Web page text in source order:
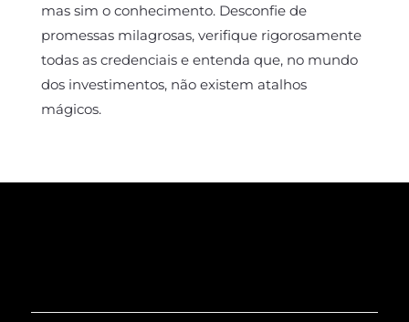
mas sim o conhecimento. Desconfie de
promessas milagrosas, verifique rigorosamente
todas as credenciais e entenda que, no mundo
dos investimentos, não existem atalhos
mágicos.